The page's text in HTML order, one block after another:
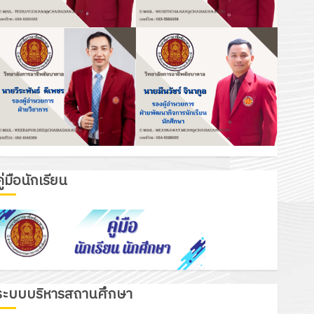
อนักเรียน
บบบริหารสถานศึกษา